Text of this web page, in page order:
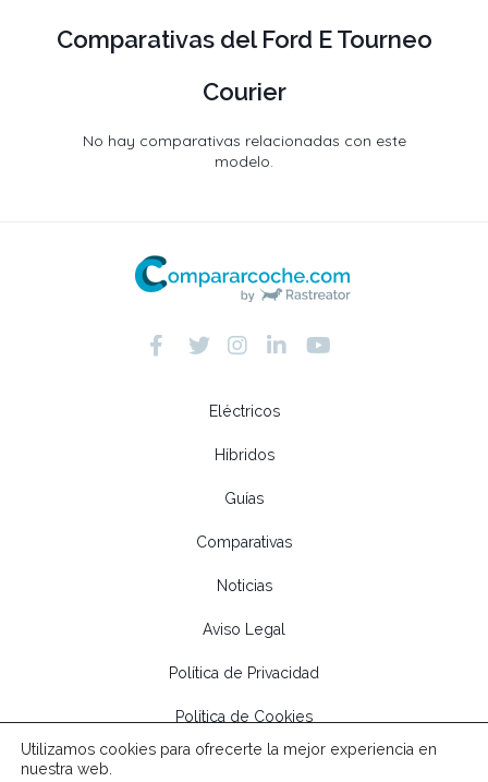
Comparativas del Ford E Tourneo
Courier
No hay comparativas relacionadas con este
modelo.
Eléctricos
Híbridos
Guías
Comparativas
Noticias
Aviso Legal
Política de Privacidad
Política de Cookies
Rastreator
Utilizamos cookies para ofrecerte la mejor experiencia en
nuestra web.